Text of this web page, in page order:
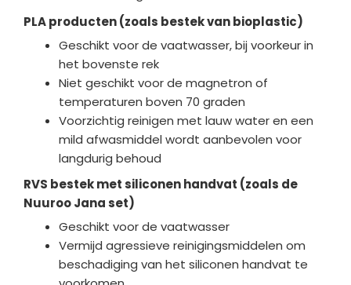
PLA producten (zoals bestek van bioplastic)
Geschikt voor de vaatwasser, bij voorkeur in
het bovenste rek
Niet geschikt voor de magnetron of
temperaturen boven 70 graden
Voorzichtig reinigen met lauw water en een
mild afwasmiddel wordt aanbevolen voor
langdurig behoud
RVS bestek met siliconen handvat (zoals de
Nuuroo Jana set)
Geschikt voor de vaatwasser
Vermijd agressieve reinigingsmiddelen om
beschadiging van het siliconen handvat te